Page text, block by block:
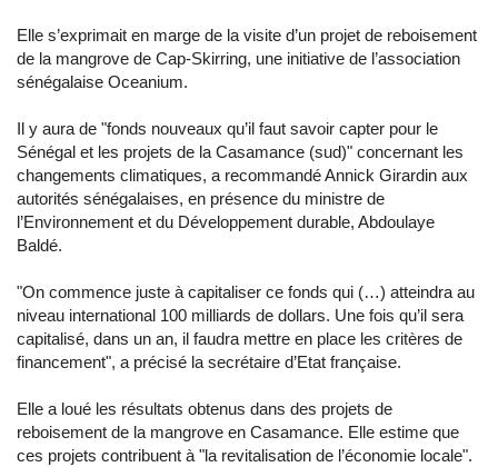
Elle s’exprimait en marge de la visite d’un projet de reboisement
de la mangrove de Cap-Skirring, une initiative de l’association
sénégalaise Oceanium.
Il y aura de "fonds nouveaux qu’il faut savoir capter pour le
Sénégal et les projets de la Casamance (sud)" concernant les
changements climatiques, a recommandé Annick Girardin aux
autorités sénégalaises, en présence du ministre de
l’Environnement et du Développement durable, Abdoulaye
Baldé.
"On commence juste à capitaliser ce fonds qui (…) atteindra au
niveau international 100 milliards de dollars. Une fois qu’il sera
capitalisé, dans un an, il faudra mettre en place les critères de
financement", a précisé la secrétaire d’Etat française.
Elle a loué les résultats obtenus dans des projets de
reboisement de la mangrove en Casamance. Elle estime que
ces projets contribuent à "la revitalisation de l’économie locale".